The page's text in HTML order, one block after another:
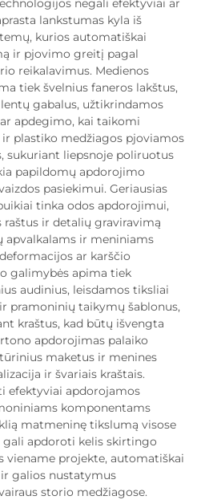
lankstumas kyla iš
kurios automatiškai
ir pjovimo greitį pagal
reikalavimus. Medienos
tiek švelnius faneros lakštus,
gabalus, užtikrindamos
apdegimo, kai taikomi
plastiko medžiagos pjoviamos
sukuriant liepsnoje poliruotus
papildomų apdorojimo
pasiekimui. Geriausias
tinka odos apdorojimui,
ir detalių graviravimą
apvalkalams ir meniniams
ar karščio
galimybės apima tiek
audinius, leisdamos tiksliai
pramoninių taikymų šablonus,
kraštus, kad būtų išvengta
apdorojimas palaiko
maketus ir menines
ir švariais kraštais.
efektyviai apdorojamos
komponentams
matmeninę tikslumą visose
gali apdoroti kelis skirtingo
viename projekte, automatiškai
galios nustatymus
storio medžiagose.